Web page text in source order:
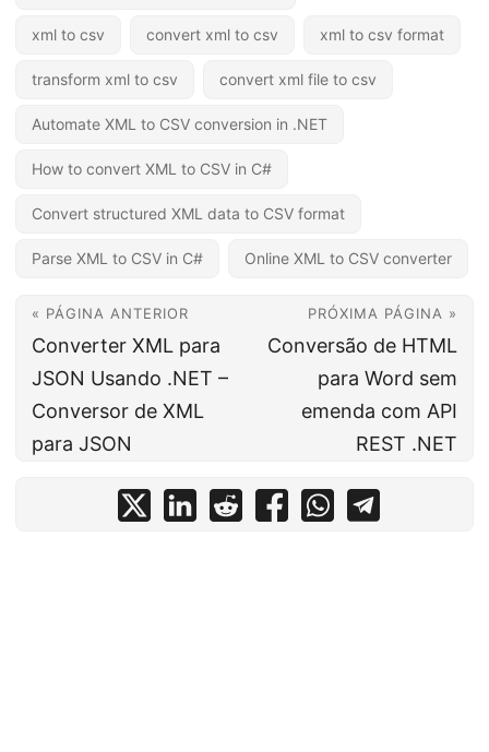
xml to csv convert xml to csv xml to csv format
transform xml to csv convert xml file to csv
Automate XML to CSV conversion in .NET
How to convert XML to CSV in C#
Convert structured XML data to CSV format
Parse XML to CSV in C# Online XML to CSV converter
« PÁGINA ANTERIOR
Converter XML para
JSON Usando .NET –
Conversor de XML
para JSON
PRÓXIMA PÁGINA »
Conversão de HTML
para Word sem
emenda com API
REST .NET